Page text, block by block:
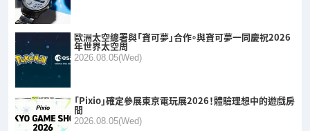
歐洲太空總署與「寶可夢」合作。與寶可夢一同慶祝2026
年世界太空周
2026.08.05(Wed)
「Pixio」確定參展東京電玩展2026！體驗理想中的遊戲房
間
2026.08.05(Wed)